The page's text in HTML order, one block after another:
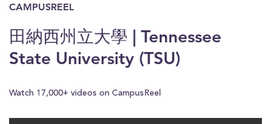
CAMPUSREEL
田納西州立大學 | Tennessee
State University (TSU)
Watch 17,000+ videos on CampusReel